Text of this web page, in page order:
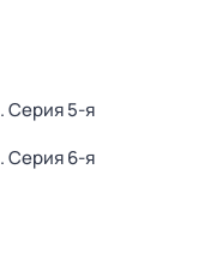
. Серия 5-я
. Серия 6-я